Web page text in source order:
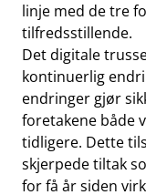
linje med de tre
tilfredsstillende.
Det digitale
kontinuerlig
endringer gjør
foretakene både
tidligere. Dette
skjerpede tiltak
for få år siden